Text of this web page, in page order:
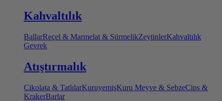
Kahvaltılık
BallarReçel & Marmelat & SürmelikZeytinlerKahvaltılık
Gevrek
Atıştırmalık
Çikolata & TatlılarKuruyemişKuru Meyve & SebzeCips &
KrakerBarlar